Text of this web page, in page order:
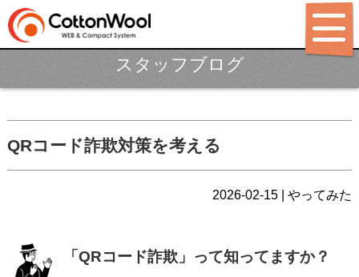
スタッフブログ
QRコード詐欺対策を考える
2026-02-15 | やってみた
「QRコード詐欺」って知ってますか？
サービス
パッケージ
LABO